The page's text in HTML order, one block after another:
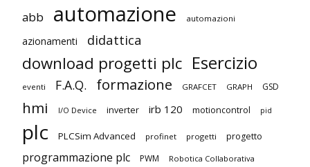
abb automazione automazioni
azionamenti didattica
download progetti plc Esercizio
eventi F.A.Q. formazione GRAFCET GRAPH GSD
hmi I/O Device inverter irb 120 motioncontrol pid
plc PLCSim Advanced profinet progetti progetto
programmazione plc PWM Robotica Collaborativa